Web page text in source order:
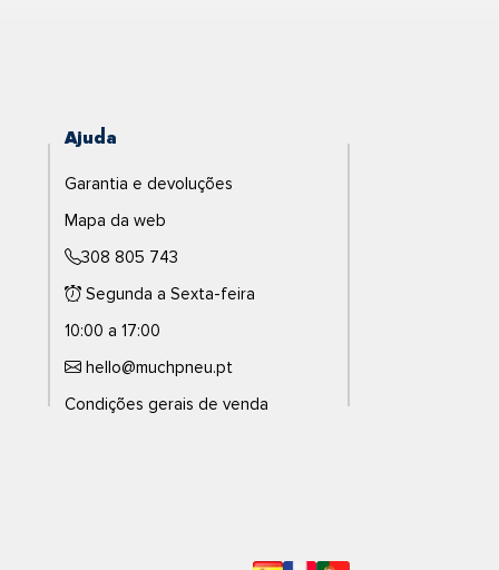
Ajuda
Garantia e devoluções
Mapa da web
308 805 743
Segunda a Sexta-feira
10:00 a 17:00
hello@muchpneu.pt
Condições gerais de venda